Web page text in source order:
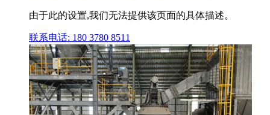
由于此的设置,我们无法提供该页面的具体描述。
联系电话: 180 3780 8511